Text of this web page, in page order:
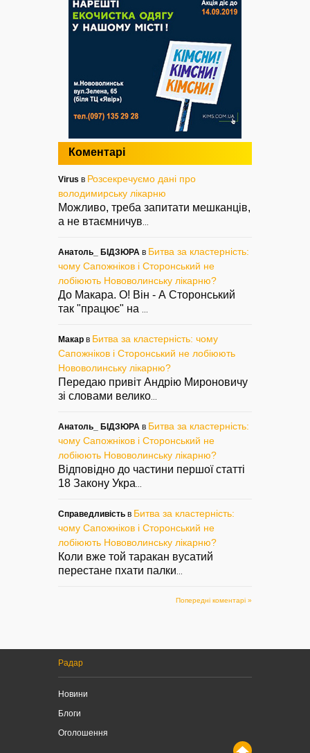
Коментарі
Virus в Розсекречуємо дані про
володимирську лікарню
Можливо, треба запитати мешканців,
а не втаємничув
Анатоль_ БІДЗЮРА в Битва за кластерність:
чому Сапожніков і Сторонський не
лобіюють Нововолинську лікарню?
До Макара. О! Він - А Сторонський
так "працює" на
Макар в Битва за кластерність: чому
Сапожніков і Сторонський не лобіюють
Нововолинську лікарню?
Передаю привіт Андрію Мироновичу
зі словами велико
Анатоль_ БІДЗЮРА в Битва за кластерність:
чому Сапожніков і Сторонський не
лобіюють Нововолинську лікарню?
Відповідно до частини першої статті
18 Закону Укра
Справедливість в Битва за кластерність:
чому Сапожніков і Сторонський не
лобіюють Нововолинську лікарню?
Коли вже той таракан вусатий
перестане пхати палки
Попередні коментарі »
Радар
Новини
Блоги
Оголошення